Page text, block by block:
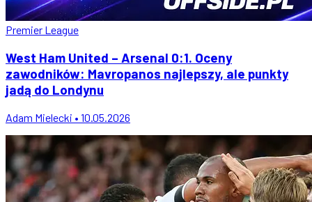
Premier League
West Ham United – Arsenal 0:1. Oceny
zawodników: Mavropanos najlepszy, ale punkty
jadą do Londynu
Adam Mielecki • 10.05.2026